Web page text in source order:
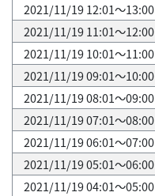
2021/11/19 12:01～13:00
2021/11/19 11:01～12:00
2021/11/19 10:01～11:00
2021/11/19 09:01～10:00
2021/11/19 08:01～09:00
2021/11/19 07:01～08:00
2021/11/19 06:01～07:00
2021/11/19 05:01～06:00
2021/11/19 04:01～05:00